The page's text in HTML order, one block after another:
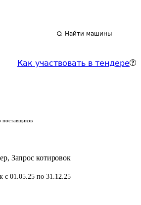
Найти машины
Как участвовать в тендере
поставщиков
, Запрос котировок
с 01.05.25 по 31.12.25